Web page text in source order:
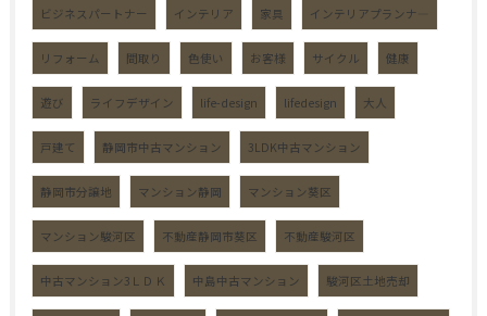
ビジネスパートナー インテリア 家具 インテリアプランナ―
リフォーム 間取り 色使い お客様 サイクル 健康
遊び ライフデザイン life-design lifedesign 大人
戸建て 静岡市中古マンション 3LDK中古マンション
静岡市分譲地 マンション静岡 マンション葵区
マンション駿河区 不動産静岡市葵区 不動産駿河区
中古マンション3ＬＤＫ 中島中古マンション 駿河区土地売却